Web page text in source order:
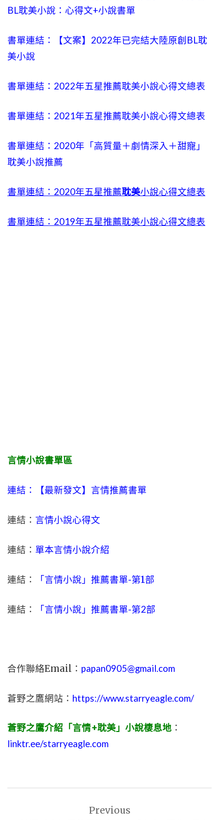
BL耽美小說：心得文+小說書單
書單連結：【文案】2022年已完結大陸原創BL耽
美小說
書單連結：2022年五星推薦耽美小說心得文總表
書單連結：2021年五星推薦耽美小說心得文總表
書單連結：2020年「高質量＋劇情深入＋甜寵」
耽美小說推薦
書單連結：2020年五星推薦耽美小說心得文總表
書單連結：2019年五星推薦耽美小說心得文總表
言情小說書單區
連結：【最新發文】 言情推薦書單
連結： 言情小說心得文
連結： 單本言情小說介紹
連結： 「言情小說」推薦書單-第1部
連結： 「言情小說」推薦書單-第2部
合作聯絡Email： papan0905@gmail.com
蒼野之鷹網站： https://www.starryeagle.com/
蒼野之鷹介紹「言情+耽美」小說棲息地 ：
linktr.ee/starryeagle.com
Previous